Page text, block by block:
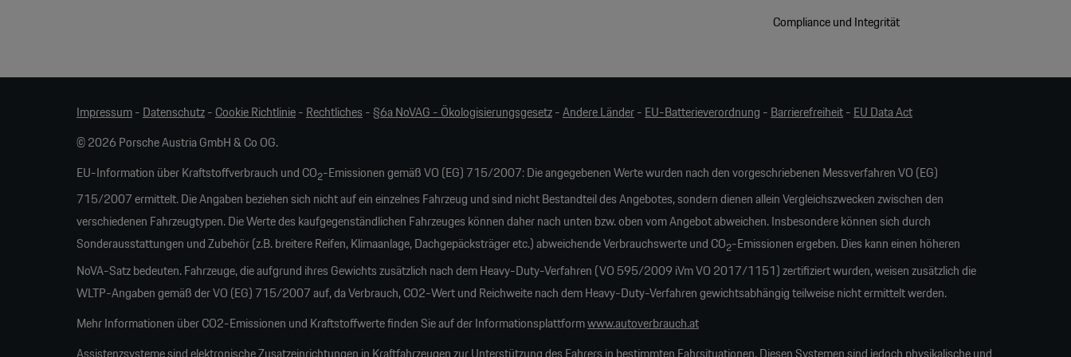
Compliance und Integrität
Impressum-Datenschutz-Cookie Richtlinie-Rechtliches-§6a NoVAG - Ökologisierungsgesetz-Andere Länder-EU-Batterieverordnung -Barrierefreiheit-EU Data Act
© 2026 Porsche Austria GmbH & Co OG.
EU-Information über Kraftstoffverbrauch und CO2-Emissionen gemäß VO (EG) 715/2007: Die angegebenen Werte wurden nach den vorgeschriebenen Messverfahren VO (EG)
715/2007 ermittelt. Die Angaben beziehen sich nicht auf ein einzelnes Fahrzeug und sind nicht Bestandteil des Angebotes, sondern dienen allein Vergleichszwecken zwischen den
verschiedenen Fahrzeugtypen. Die Werte des kaufgegenständlichen Fahrzeuges können daher nach unten bzw. oben vom Angebot abweichen. Insbesondere können sich durch
Sonderausstattungen und Zubehör (z.B. breitere Reifen, Klimaanlage, Dachgepäcksträger etc.) abweichende Verbrauchswerte und CO2-Emissionen ergeben. Dies kann einen höheren
NoVA-Satz bedeuten. Fahrzeuge, die aufgrund ihres Gewichts zusätzlich nach dem Heavy-Duty-Verfahren (VO 595/2009 iVm VO 2017/1151) zertifiziert wurden, weisen zusätzlich die
WLTP-Angaben gemäß der VO (EG) 715/2007 auf, da Verbrauch, CO2-Wert und Reichweite nach dem Heavy-Duty-Verfahren gewichtsabhängig teilweise nicht ermittelt werden.
Mehr Informationen über CO2-Emissionen und Kraftstoffwerte finden Sie auf der Informationsplattformwww.autoverbrauch.at